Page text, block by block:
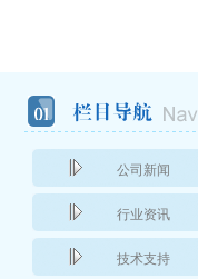
公司新闻
行业资讯
技术支持